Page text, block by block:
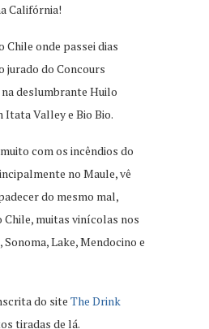
Califórnia!
Chile onde passei dias
jurado do Concours
deslumbrante Huilo
Itata Valley e Bio Bio.
com os incêndios do
no Maule, vê
do mesmo mal,
Chile, muitas vinícolas nos
Lake, Mendocino e
do site The Drink
tiradas de lá.